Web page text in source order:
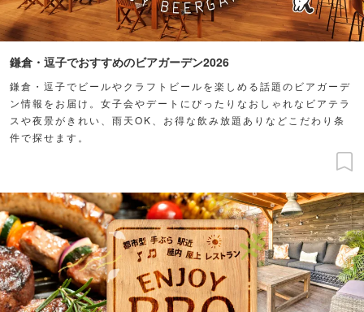
鎌倉・逗子でおすすめのビアガーデン2026
鎌倉・逗子でビールやクラフトビールを楽しめる話題のビアガーデ
ン情報をお届け。女子会やデートにぴったりなおしゃれなビアテラ
スや夜景がきれい、雨天OK、お得な飲み放題ありなどこだわり条
件で探せます。